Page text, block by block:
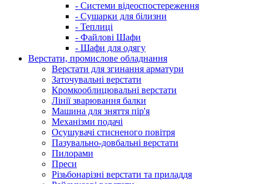
- Системи відеоспостереження
- Сушарки для білизни
- Теплиці
- Файлові Шафи
- Шафи для одягу
Верстати, промислове обладнання
Верстати для згинання арматури
Заточувальні верстати
Кромкооблицювальні верстати
Лінії зварювання балки
Машина для зняття пір'я
Механізми подачі
Осушувачі стисненого повітря
Пазувально-довбальні верстати
Пилорами
Преси
Різьбонарізні верстати та приладдя